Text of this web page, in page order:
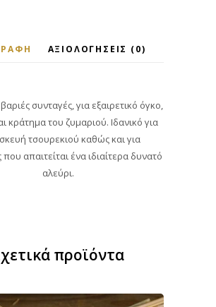
ΑΞΙΟΛΟΓΉΣΕΙΣ (0)
συνταγές, για εξαιρετικό όγκο,
κράτημα του ζυμαριού. Ιδανικό για
τσουρεκιού καθώς και για
απαιτείται ένα ιδιαίτερα δυνατό
αλεύρι.
προϊόντα